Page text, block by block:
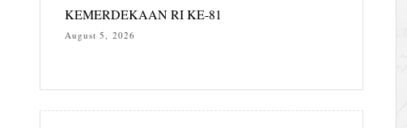
KEMERDEKAAN RI KE-81
August 5, 2026